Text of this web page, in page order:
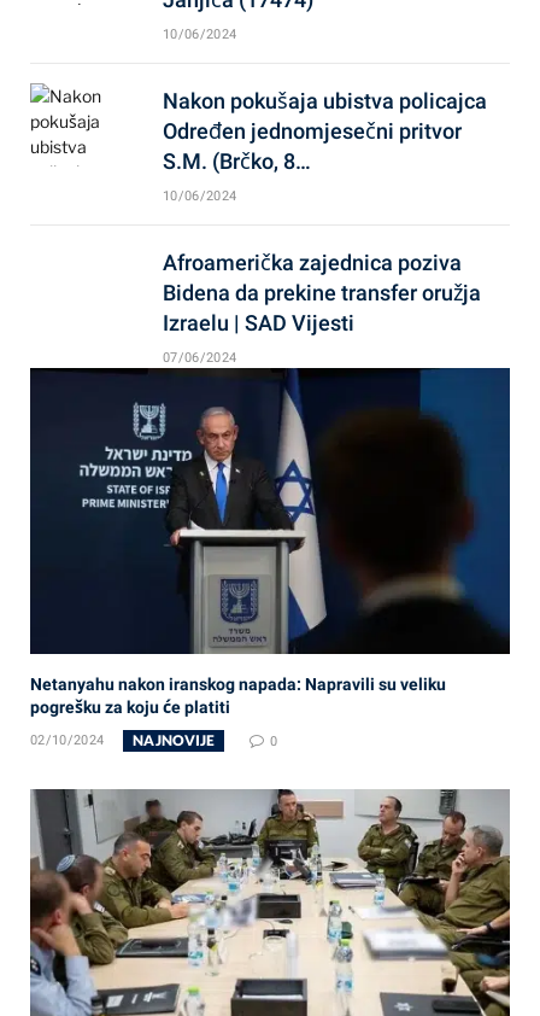
10/06/2024
Nakon pokušaja ubistva policajca
Određen jednomjesečni pritvor
S.M. (Brčko, 8…
10/06/2024
Afroamerička zajednica poziva
Bidena da prekine transfer oružja
Izraelu | SAD Vijesti
07/06/2024
Netanyahu nakon iranskog napada: Napravili su veliku
pogrešku za koju će platiti
02/10/2024 NAJNOVIJE 0